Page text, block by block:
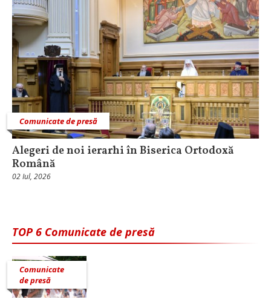
Comunicate de presă
Alegeri de noi ierarhi în Biserica Ortodoxă
Română
02 Iul, 2026
TOP 6 Comunicate de presă
Comunicate
de presă